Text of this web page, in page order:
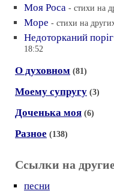
Моя Роса - стихи на
Море - стихи на
Недоторканий порiг
18:52
О духовном (81)
Моему супругу (3)
Доченька моя (6)
Разное (138)
Ссылки на
песни